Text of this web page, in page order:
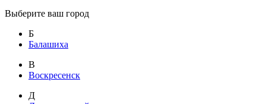
Выберите ваш город
Б
Балашиха
В
Воскресенск
Д